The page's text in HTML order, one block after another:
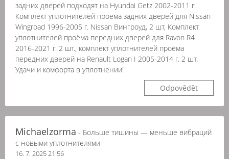
задних дверей подходят на Hyundai Getz 2002-2011 г.
Комплект уплотнителей проема задних дверей для Nissan
Wingroad 1996-2005 г. Nissan Вингроуд, 2 шт, Комплект
уплотнителей проёма передних дверей для Ravon R4
2016-2021 г. 2 шт., комплект уплотнителей проёма
передних дверей на Renault Logan I 2005-2014 г. 2 шт.
Удачи и комфорта в уплотнении!
Odpovědět
Michaelzorma - Больше тишины — меньше вибраций
с новыми уплотнителями
16. 7. 2025 21:56